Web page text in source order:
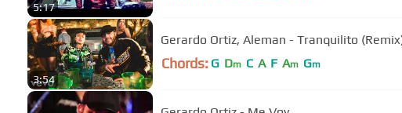
5:17
3:54
Gerardo Ortiz, Aleman - Tranquilito
Chords: G Dm C A F Am Gm